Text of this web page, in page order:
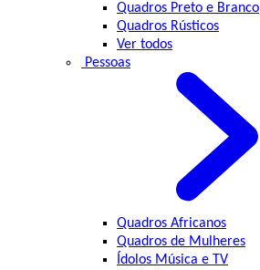
Quadros Preto e Branco
Quadros Rústicos
Ver todos
Pessoas
Quadros Africanos
Quadros de Mulheres
Ídolos Música e TV